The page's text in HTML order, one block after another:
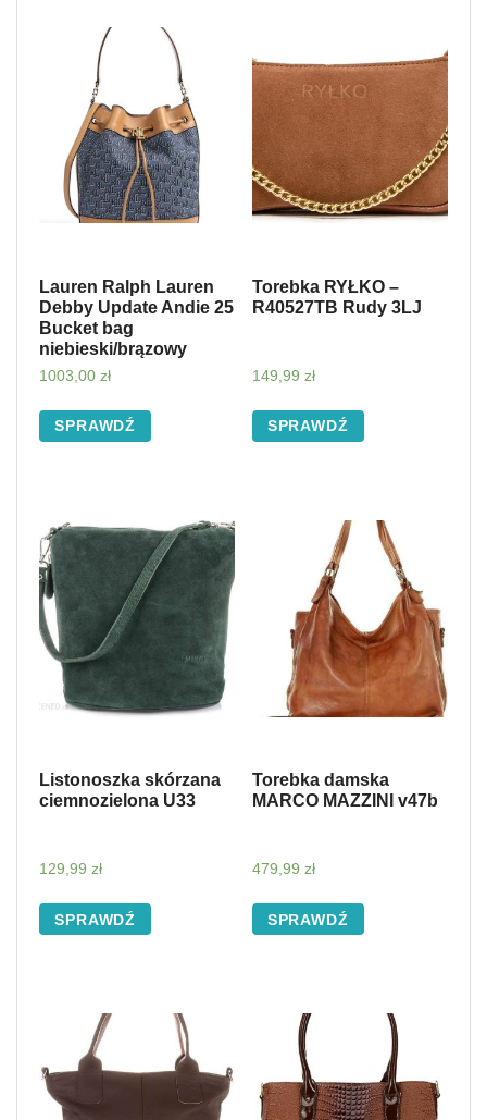
Lauren Ralph Lauren
Debby Update Andie 25
Bucket bag
niebieski/brązowy
1003,00 zł
SPRAWDŹ
Torebka RYŁKO –
R40527TB Rudy 3LJ
149,99 zł
SPRAWDŹ
Listonoszka skórzana
ciemnozielona U33
129,99 zł
SPRAWDŹ
Torebka damska
MARCO MAZZINI v47b
479,99 zł
SPRAWDŹ